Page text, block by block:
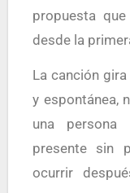
propuesta
desde la
La canción
y espontánea,
una
presente sin
ocurrir